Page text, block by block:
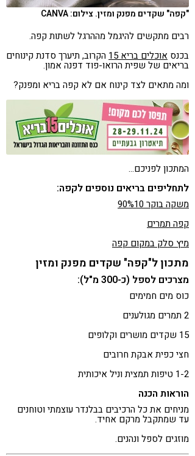
"קפה" שקדים מפנק ומזין. צילום: CANVA
רבים מתקשים להיגמל מההרגל לשתות קפה.
בכנס אוכלים בריא 15 הקרוב, תיערך סדנת קינוחים
בריאים של שפית הרואו-פוד דפנה אמון.
ומה מתאים לצד קינוח אם לא קפה בריא ומפנק?
המתכון לפניכם…
לתחליפים בריאים נוספים לקפה:
משקה בוקר 90%10
קפה תמרים
מיץ סלק במקום קפה
מתכון ל"קפה" שקדים מפנק ומזין
מצרכים לספל (כ-300 מ"ל):
כוס מים חמימים
2 תמרים מגולענים
15 שקדים מושרים וקלופים
חצי כפית אבקת חרובים
1-2 טיפות תמצית וניל איכותית
הוראות הכנה
מניחים את כל הרכיבים בבלנדר עוצמתי וטוחנים
עד שמתקבל מרקם אחיד.
מוזגים לספל ונהנים.